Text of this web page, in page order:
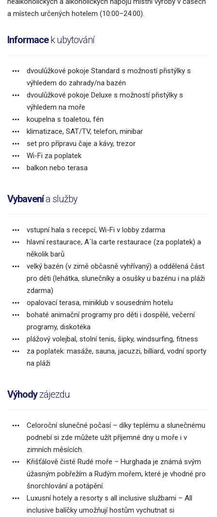
a místech určených hotelem (10:00–24:00).
Informacek ubytování
dvoulůžkové pokoje Standard s možností přistýlky s
výhledem do zahrady/na bazén
dvoulůžkové pokoje Deluxe s možností přistýlky s
výhledem na moře
koupelna s toaletou, fén
klimatizace, SAT/TV, telefon, minibar
set pro přípravu čaje a kávy, trezor
Wi-Fi za poplatek
balkon nebo terasa
Vybavenía služby
vstupní hala s recepcí, Wi-Fi v lobby zdarma
hlavní restaurace, A´la carte restaurace (za poplatek) a
několik barů
velký bazén (v zimě občasně vyhřívaný) a oddělená část
pro děti (lehátka, slunečníky a osušky u bazénu i na pláži
zdarma)
opalovací terasa, miniklub v sousedním hotelu
bohaté animační programy pro děti i dospělé, večerní
programy, diskotéka
plážový volejbal, stolní tenis, šipky, windsurfing, fitness
za poplatek: masáže, sauna, jacuzzi, billiard, vodní sporty
na pláži
Výhodyzájezdu
Celoroční slunečné počasí – díky teplému a slunečnému
podnebí si zde můžete užít příjemné dny u moře i v
zimních měsících.
Křišťálově čisté Rudé moře – Hurghada je známá svým
úžasným pobřežím a Rudým mořem, které je vhodné pro
šnorchlování a potápění.
Luxusní hotely a resorty s all inclusive službami – All
inclusive balíčky umožňují hostům vychutnat si